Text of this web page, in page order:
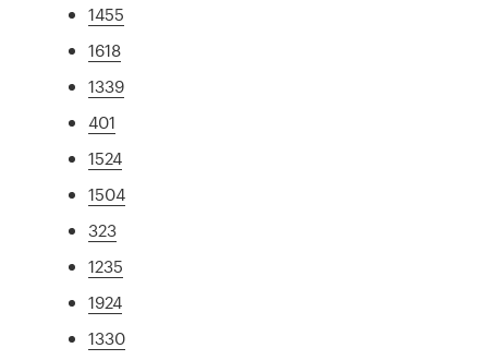
1455
1618
1339
401
1524
1504
323
1235
1924
1330